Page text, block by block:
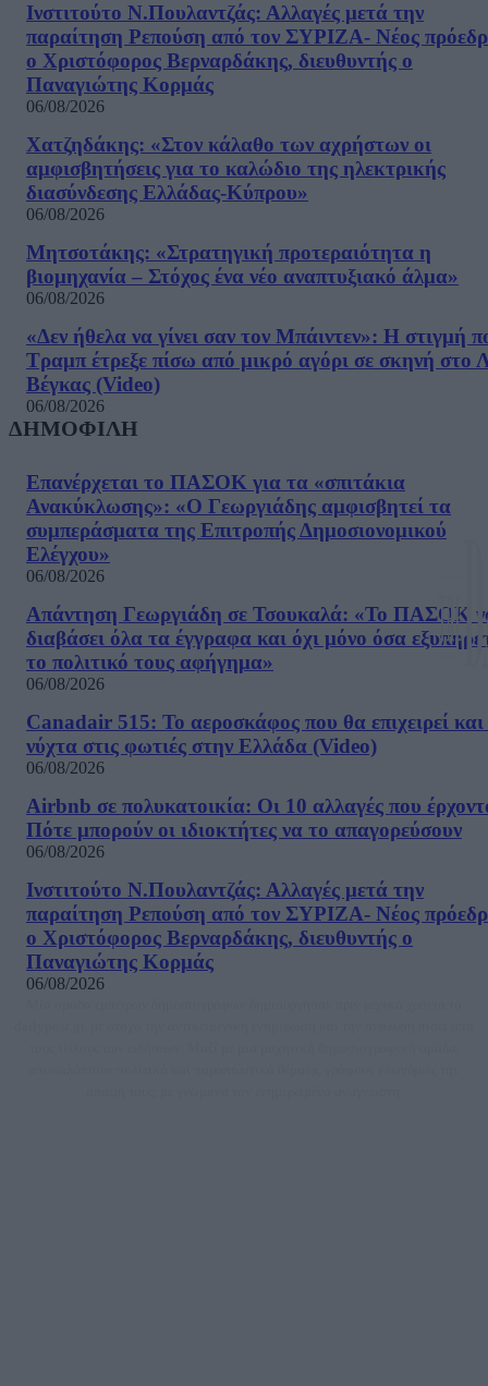
Ινστιτούτο Ν.Πουλαντζάς: Αλλαγές μετά την
παραίτηση Ρεπούση από τον ΣΥΡΙΖΑ- Νέος
ο Χριστόφορος Βερναρδάκης, διευθυντής ο
Παναγιώτης Κορμάς
06/08/2026
Χατζηδάκης: «Στον κάλαθο των αχρήστων οι
αμφισβητήσεις για το καλώδιο της ηλεκτρικής
διασύνδεσης Ελλάδας-Κύπρου»
06/08/2026
Μητσοτάκης: «Στρατηγική προτεραιότητα η
βιομηχανία – Στόχος ένα νέο αναπτυξιακό άλμα»
06/08/2026
«Δεν ήθελα να γίνει σαν τον Μπάιντεν»: Η στιγμή
Τραμπ έτρεξε πίσω από μικρό αγόρι σε σκηνή στο
Βέγκας (Video)
06/08/2026
ΔΗΜΟΦΙΛΗ
Επανέρχεται το ΠΑΣΟΚ για τα «σπιτάκια
Ανακύκλωσης»: «Ο Γεωργιάδης αμφισβητεί τα
συμπεράσματα της Επιτροπής Δημοσιονομικού
Ελέγχου»
06/08/2026
Απάντηση Γεωργιάδη σε Τσουκαλά: «Το ΠΑΣΟΚ
διαβάσει όλα τα έγγραφα και όχι μόνο όσα
το πολιτικό τους αφήγημα»
06/08/2026
Canadair 515: Το αεροσκάφος που θα επιχειρεί
νύχτα στις φωτιές στην Ελλάδα (Video)
06/08/2026
Airbnb σε πολυκατοικία: Οι 10 αλλαγές που
Πότε μπορούν οι ιδιοκτήτες να το απαγορεύσουν
06/08/2026
Ινστιτούτο Ν.Πουλαντζάς: Αλλαγές μετά την
παραίτηση Ρεπούση από τον ΣΥΡΙΖΑ- Νέος
ο Χριστόφορος Βερναρδάκης, διευθυντής ο
Παναγιώτης Κορμάς
06/08/2026